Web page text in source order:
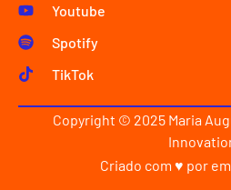
Youtube
Spotify
TikTok
Copyright © 2025 Maria
Criado com ♥ por